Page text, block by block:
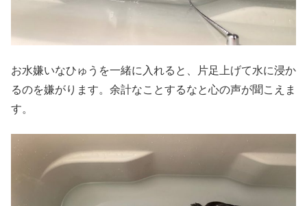
お水嫌いなひゅうを一緒に入れると、片足上げて水に浸か
るのを嫌がります。余計なことするなと心の声が聞こえま
す。